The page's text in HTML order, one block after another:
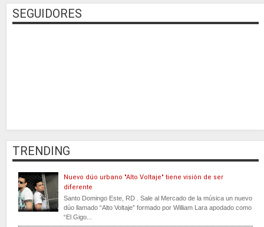
SEGUIDORES
TRENDING
Nuevo dúo urbano "Alto Voltaje" tiene visión de ser
diferente
Santo Domingo Este, RD . Sale al Mercado de la música un nuevo
dúo llamado “Alto Voltaje” formado por William Lara apodado como
“El Gigo...